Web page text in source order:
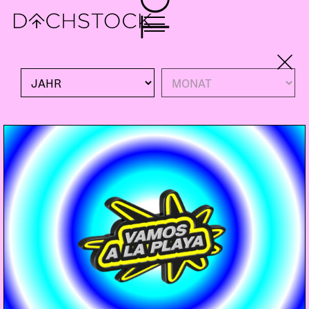
Sa, 31.05.2025
VORTRAG PODIUM DISKUSSION POLITIK
ZUKUNFT KURDISTAN MIT KEREM